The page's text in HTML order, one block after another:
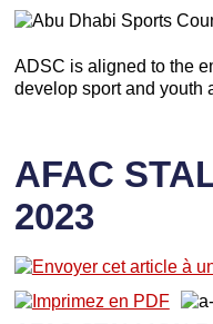
ADSC is aligned to the
develop sport and youth
AFAC
2023